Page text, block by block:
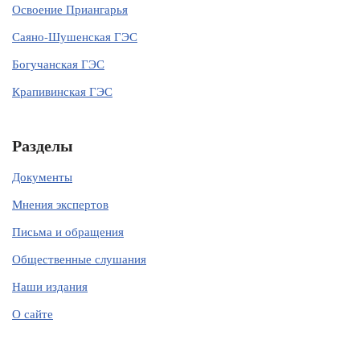
Освоение Приангарья
Саяно-Шушенская ГЭС
Богучанская ГЭС
Крапивинская ГЭС
Разделы
Документы
Мнения экспертов
Письма и обращения
Общественные слушания
Наши издания
О сайте